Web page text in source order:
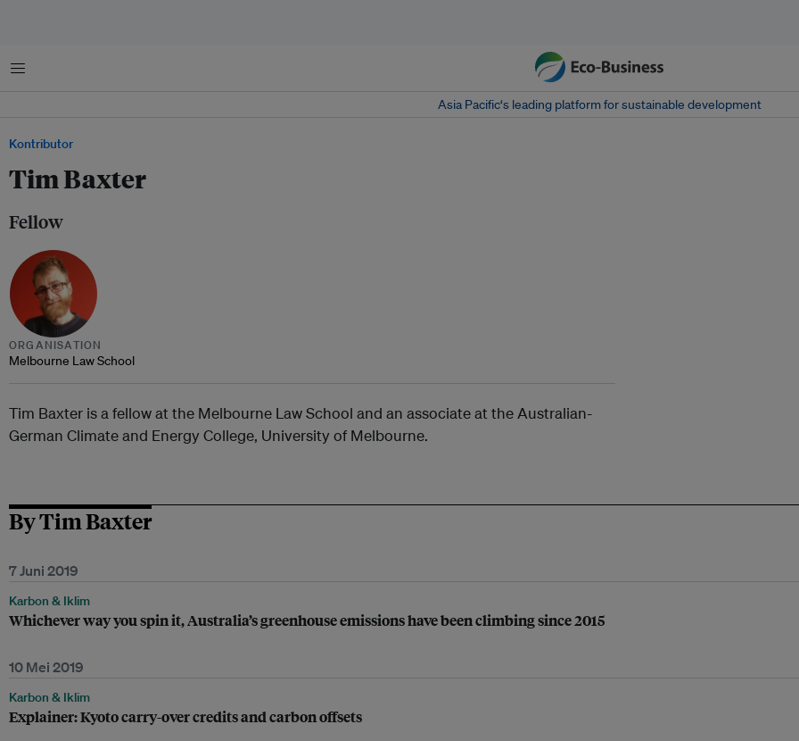
Menu
Asia Pacific‘s leading platform for sustainable development
Kontributor
Tim Baxter
Fellow
ORGANISATION
Melbourne Law School
Tim Baxter is a fellow at the Melbourne Law School and an associate at the Australian-
German Climate and Energy College, University of Melbourne.
By Tim Baxter
7 Juni 2019
Karbon & Iklim
Whichever way you spin it, Australia’s greenhouse emissions have been climbing since 2015
10 Mei 2019
Karbon & Iklim
Explainer: Kyoto carry-over credits and carbon offsets